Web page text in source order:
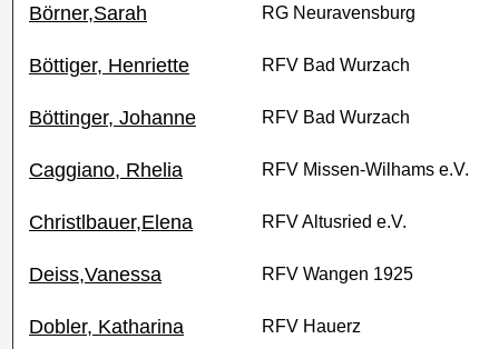
Börner,Sarah RG Neuravensburg
Böttiger, Henriette RFV Bad Wurzach
Böttinger, Johanne RFV Bad Wurzach
Caggiano, Rhelia RFV Missen-Wilhams e.V.
Christlbauer,Elena RFV Altusried e.V.
Deiss,Vanessa RFV Wangen 1925
Dobler, Katharina RFV Hauerz